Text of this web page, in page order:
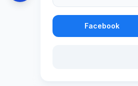
Facebook